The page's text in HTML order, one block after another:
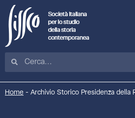
Home - Archivio Storico Presidenza della